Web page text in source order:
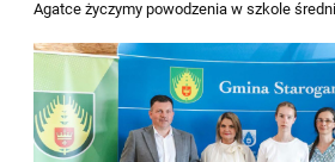
Agatce życzymy powodzenia w szkole